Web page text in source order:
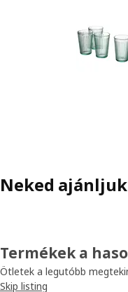
Neked ajánljuk
Termékek a
Ötletek a legutóbb
Skip listing